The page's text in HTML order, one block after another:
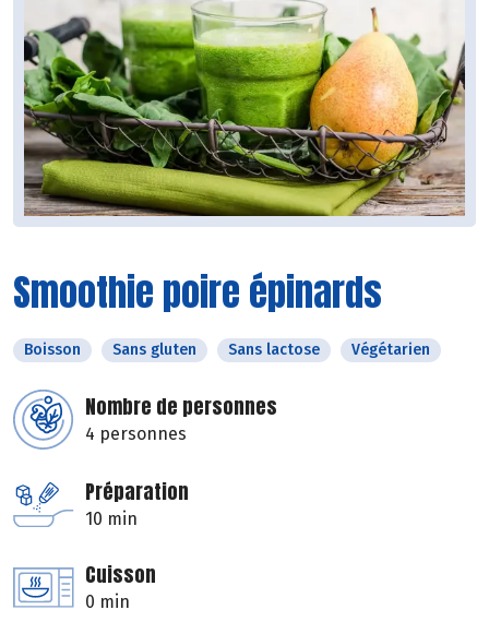
Smoothie poire épinards
Boisson Sans gluten Sans lactose Végétarien
Nombre de personnes
4 personnes
Préparation
10 min
Cuisson
0 min